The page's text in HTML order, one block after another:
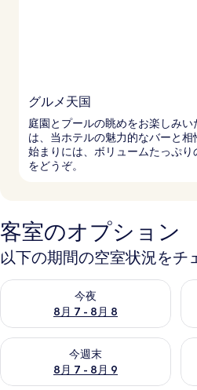
グルメ天国
庭園とプールの眺めをお楽しみ
は、当ホテルの魅力的なバーと
始まりには、ボリュームたっぷ
をどうぞ。
客室のオプション
以下の期間の空室状況をチ
今夜
8月 7 - 8月 8
今夜 8月 7 - 8月 8 の空室状況をチ明
今週末
8月 7 - 8月 9
今週末 8月 7 - 8月 9 の空室状況を来